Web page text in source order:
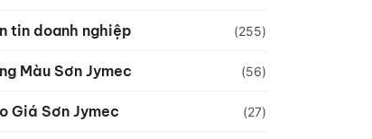
tin doanh nghiệp (255)
Màu Sơn Jymec (56)
Giá Sơn Jymec (27)